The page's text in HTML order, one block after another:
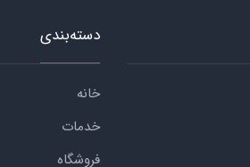
دسته‌بندی
خانه
خدمات
فروشگاه